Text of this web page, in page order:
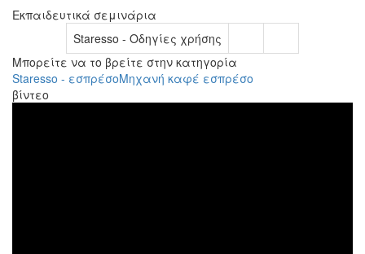
Εκπαιδευτικά σεμινάρια
Staresso - Οδηγίες χρήσης
Μπορείτε να το βρείτε στην κατηγορία
Staresso - εσπρέσοΜηχανή καφέ εσπρέσο
βίντεο